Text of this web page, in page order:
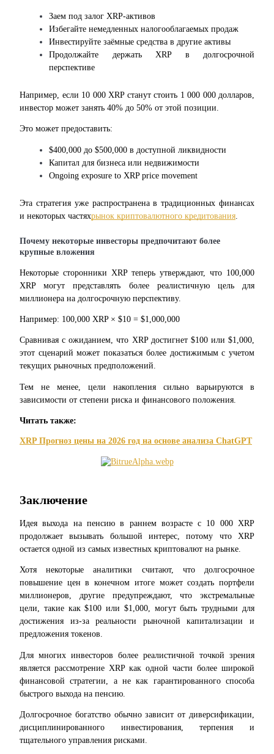
Deposit CASHCAT & Win
Share 500000 CASHCAT prize pool
Register & Trade to Win 500,000 USDT
Precious Metals Trading Carnival
Trade Gold & Silver · 33,333 USDT Bonus
USDT Flexible Staking | Daily Rewards
BTC New User Exclusive: 6.5% APR
BTC Flexible Staking | Daily Rewards
ЛогинЗарегистрироваться
награда
Заем под залог XRP-активов
Избегайте немедленных налогооблагаемых продаж
Инвестируйте заёмные средства в другие активы
Продолжайте держать XRP в долгосрочной
перспективе
Например, если 10 000 XRP станут стоить 1 000 000 долларов,
инвестор может занять 40% до 50% от этой позиции.
Это может предоставить:
$400,000 до $500,000 в доступной ликвидности
Капитал для бизнеса или недвижимости
Оngoing exposure to XRP price movement
Эта стратегия уже распространена в традиционных финансах
и некоторых частяхрынок криптовалютного кредитования.
Почему некоторые инвесторы предпочитают более
крупные вложения
Некоторые сторонники XRP теперь утверждают, что 100,000
XRP могут представлять более реалистичную цель для
миллионера на долгосрочную перспективу.
Например: 100,000 XRP × $10 = $1,000,000
Сравнивая с ожиданием, что XRP достигнет $100 или $1,000,
этот сценарий может показаться более достижимым с учетом
текущих рыночных предположений.
Тем не менее, цели накопления сильно варьируются в
зависимости от степени риска и финансового положения.
Читать также:
XRP Прогноз цены на 2026 год на основе анализа ChatGPT
Заключение
Идея выхода на пенсию в раннем возрасте с 10 000 XRP
продолжает вызывать большой интерес, потому что XRP
остается одной из самых известных криптовалют на рынке.
Хотя некоторые аналитики считают, что долгосрочное
повышение цен в конечном итоге может создать портфели
миллионеров, другие предупреждают, что экстремальные
цели, такие как $100 или $1,000, могут быть трудными для
достижения из-за реальности рыночной капитализации и
предложения токенов.
Для многих инвесторов более реалистичной точкой зрения
является рассмотрение XRP как одной части более широкой
финансовой стратегии, а не как гарантированного способа
быстрого выхода на пенсию.
Долгосрочное богатство обычно зависит от диверсификации,
дисциплинированного инвестирования, терпения и
тщательного управления рисками.